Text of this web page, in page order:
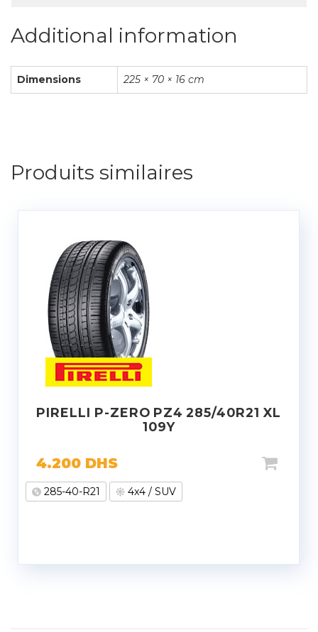
Additional information
Dimensions 225 × 70 × 16 cm
Produits similaires
PIRELLI P-ZERO PZ4 285/40R21 XL
109Y
4.200 DHS
285-40-R21 4x4 / SUV